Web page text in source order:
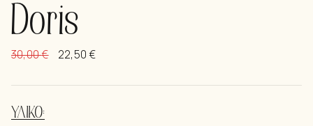
Doris
30,00€ 22,50€
ΥΛΙΚΌ: